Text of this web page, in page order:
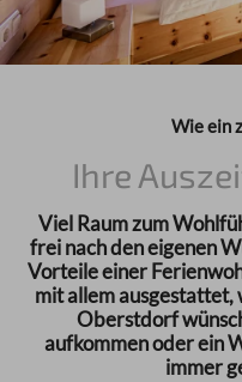
Service
Wie ein
Ihre
Viel Raum zum
frei nach den eigenen
Vorteile einer
mit allem ausgestattet,
Oberstdorf
aufkommen oder ein
immer